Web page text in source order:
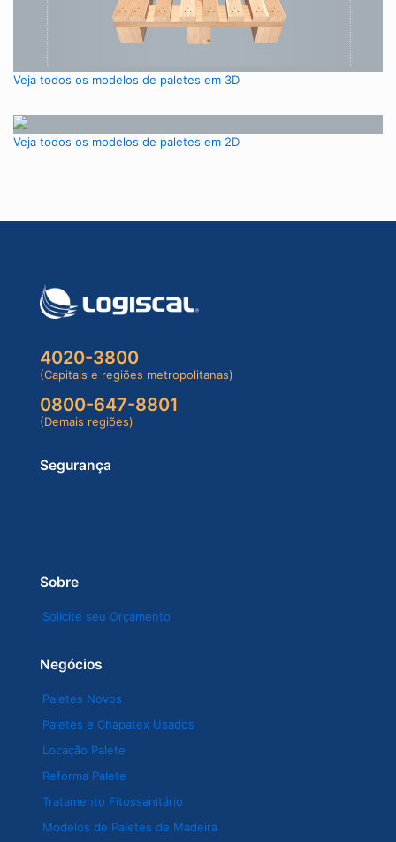
Veja todos os modelos de paletes em 3D
Veja todos os modelos de paletes em 2D
4020-3800
(Capitais e regiões metropolitanas)
0800-647-8801
(Demais regiões)
Segurança
Sobre
Solicite seu Orçamento
Negócios
Paletes Novos
Paletes e Chapatex Usados
Locação Palete
Reforma Palete
Tratamento Fitossanitário
Modelos de Paletes de Madeira